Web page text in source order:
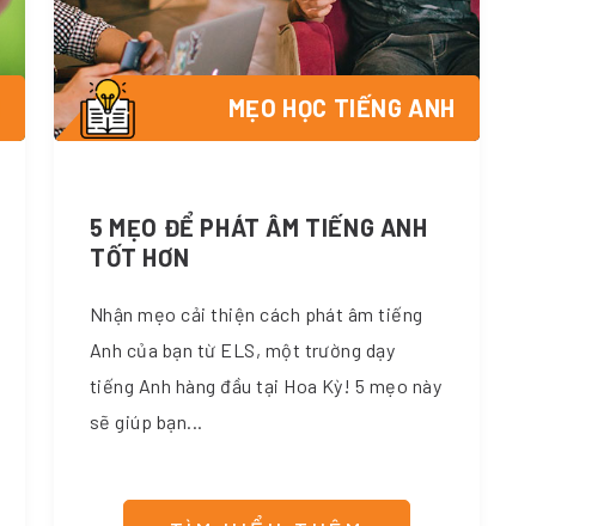
MẸO HỌC TIẾNG ANH
5 MẸO ĐỂ PHÁT ÂM TIẾNG ANH
TỐT HƠN
Nhận mẹo cải thiện cách phát âm tiếng
Anh của bạn từ ELS, một trường dạy
tiếng Anh hàng đầu tại Hoa Kỳ! 5 mẹo này
sẽ giúp bạn...